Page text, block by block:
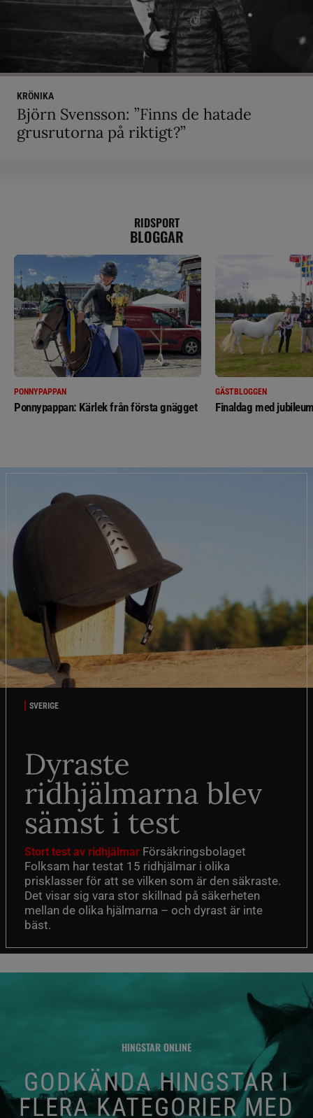
KRÖNIKA
Björn Svensson: ”Finns de hatade
grusrutorna på riktigt?”
RIDSPORT
BLOGGAR
PONNYPAPPAN
Ponnypappan: Kärlek från första gnägget
GÄSTBLOGGEN
Finaldag med
SVERIGE
Dyraste
ridhjälmarna blev
sämst i test
Stort test av ridhjälmar Försäkringsbolaget
Folksam har testat 15 ridhjälmar i olika
prisklasser för att se vilken som är den säkraste.
Det visar sig vara stor skillnad på säkerheten
mellan de olika hjälmarna – och dyrast är inte
bäst.
HINGSTAR ONLINE
GODKÄNDA HINGSTAR I
FLERA KATEGORIER MED